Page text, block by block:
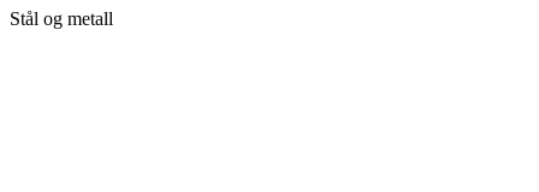
Stål og metall